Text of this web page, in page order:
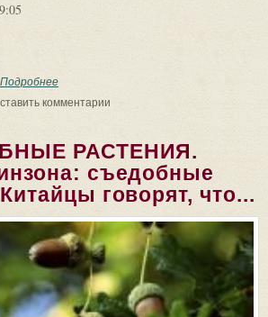
Подробнее
ЧЕРТОПОЛОХ? Спартанская красота
комментарии
РАСТЕНИЯ.
съедобные
говорят, что...